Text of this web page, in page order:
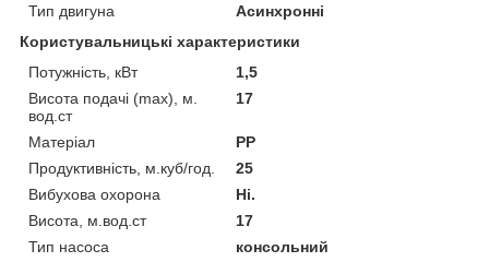
Тип двигуна
Асинхронні
Користувальницькі характеристики
Потужність, кВт
1,5
Висота подачі (max), м.
вод.ст
17
Матеріал
PP
Продуктивність, м.куб/год.
25
Вибухова охорона
Ні.
Висота, м.вод.ст
17
Тип насоса
консольний